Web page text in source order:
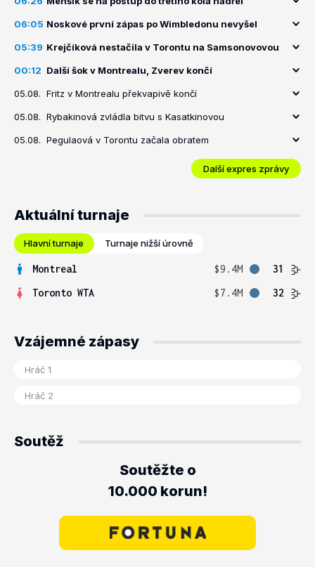
06:05 Noskové první zápas po Wimbledonu nevyšel
05:39 Krejčíková nestačila v Torontu na Samsonovovou
00:12 Další šok v Montrealu, Zverev končí
05.08. Fritz v Montrealu překvapivě končí
05.08. Rybakinová zvládla bitvu s Kasatkinovou
05.08. Pegulaová v Torontu začala obratem
Další expres zprávy
Aktuální turnaje
Hlavní turnaje Turnaje nižší úrovně
Montreal $9.4M
31
Toronto WTA
$7.4M 32
Vzájemné zápasy
Soutěž
Soutěžte o
10.000 korun!